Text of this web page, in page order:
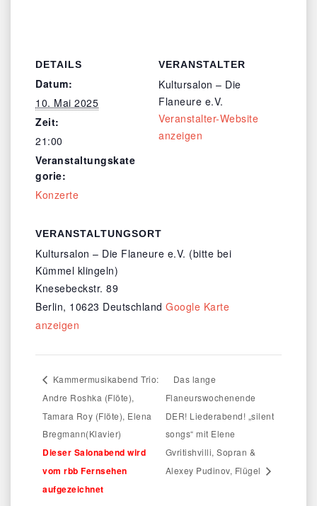
DETAILS
Datum:
10. Mai 2025
Zeit:
21:00
Veranstaltungskate
gorie:
Konzerte
VERANSTALTUNGSORT
Kultursalon – Die Flaneure e.V. (bitte bei
Kümmel klingeln)
Knesebeckstr. 89
Berlin, 10623 Deutschland Google Karte
anzeigen
VERANSTALTER
Kultursalon – Die
Flaneure e.V.
Veranstalter-Website
anzeigen
Kammermusikabend Trio:
Andre Roshka (Flöte),
Tamara Roy (Flöte), Elena
Bregmann(Klavier)
Dieser Salonabend wird
vom rbb Fernsehen
aufgezeichnet
Das lange
Flaneurswochenende
DER! Liederabend! „silent
songs“ mit Elene
Gvritishvilli, Sopran &
Alexey Pudinov, Flügel